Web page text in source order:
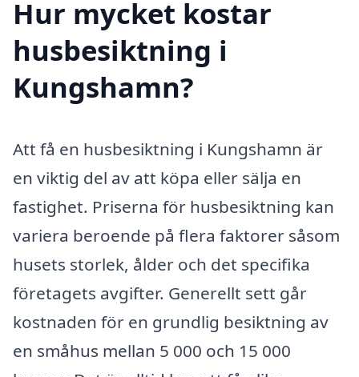
Hur mycket kostar
husbesiktning i
Kungshamn?
Att få en husbesiktning i Kungshamn är
en viktig del av att köpa eller sälja en
fastighet. Priserna för husbesiktning kan
variera beroende på flera faktorer såsom
husets storlek, ålder och det specifika
företagets avgifter. Generellt sett går
kostnaden för en grundlig besiktning av
en småhus mellan 5 000 och 15 000